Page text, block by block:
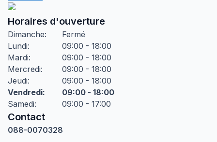
Horaires d'ouverture
Dimanche:
Fermé
Lundi:
09:00 - 18:00
Mardi:
09:00 - 18:00
Mercredi:
09:00 - 18:00
Jeudi:
09:00 - 18:00
Vendredi:
09:00 - 18:00
Samedi: 09:00 - 17:00
Contact
088-0070328